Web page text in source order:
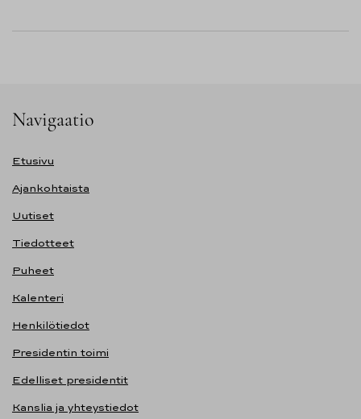
Navigaatio
Etusivu
Ajankohtaista
Uutiset
Tiedotteet
Puheet
Kalenteri
Henkilötiedot
Presidentin toimi
Edelliset presidentit
Kanslia ja yhteystiedot